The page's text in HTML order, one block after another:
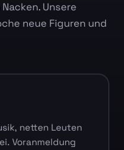
Unsere
neue Figuren und
netten Leuten
Voranmeldung